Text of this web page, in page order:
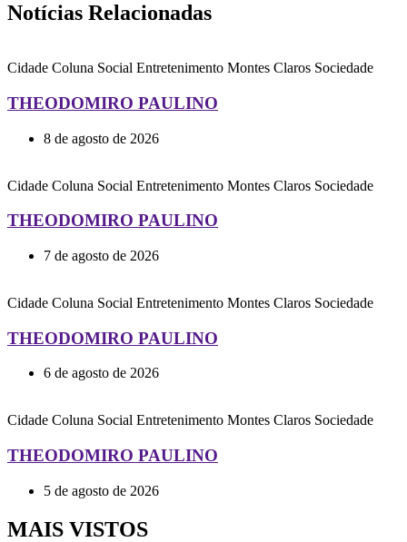
Notícias Relacionadas
Cidade Coluna Social Entretenimento Montes Claros Sociedade
THEODOMIRO PAULINO
8 de agosto de 2026
Cidade Coluna Social Entretenimento Montes Claros Sociedade
THEODOMIRO PAULINO
7 de agosto de 2026
Cidade Coluna Social Entretenimento Montes Claros Sociedade
THEODOMIRO PAULINO
6 de agosto de 2026
Cidade Coluna Social Entretenimento Montes Claros Sociedade
THEODOMIRO PAULINO
5 de agosto de 2026
MAIS VISTOS